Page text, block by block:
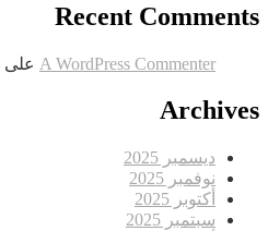
Recent Comments
A WordPress Commenter على
Archives
ديسمبر 2025
نوفمبر 2025
أكتوبر 2025
سبتمبر 2025